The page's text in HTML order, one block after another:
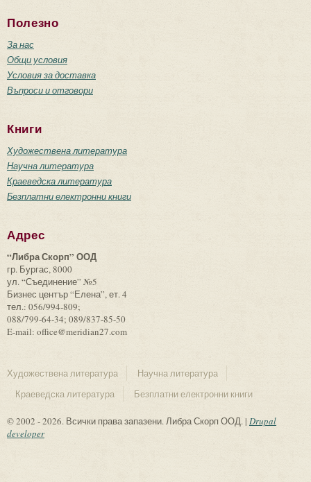
Полезно
За нас
Общи условия
Условия за доставка
Въпроси и отговори
Книги
Художествена литература
Научна литература
Краеведска литература
Безплатни електронни книги
Адрес
“Либра Скорп” ООД
гр. Бургас, 8000
ул. “Съединение” №5
Бизнес център “Елена”, ет. 4
тел.: 056/994-809;
088/799-64-34; 089/837-85-50
E-mail: office@meridian27.com
Художествена литература
Научна литература
Краеведска литература
Безплатни електронни книги
© 2002 - 2026. Всички права запазени. Либра Скорп ООД. | Drupal
developer